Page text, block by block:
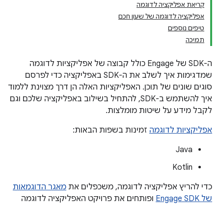
קריאת אפליקציה לדוגמה
אפליקציה לדוגמה של שעון חכם
טיפים נוספים
תמיכה
ה-SDK של Engage כולל קבוצה של אפליקציות לדוגמה
שמדגימות איך לשלב את ה-SDK באפליקציה כדי לפרסם
סוגים שונים של תוכן. האפליקציות האלה הן דרך מצוינת ללמוד
איך להשתמש ב-SDK, להתחיל בשילוב באפליקציה שלכם וגם
לקבל מידע על שיטות מומלצות.
אפליקציות לדוגמה זמינות בשפות הבאות:
Java
Kotlin
כדי להריץ אפליקציה לדוגמה, משכפלים את מאגר הדוגמאות
של Engage SDK
ופותחים את פרויקט האפליקציה לדוגמה